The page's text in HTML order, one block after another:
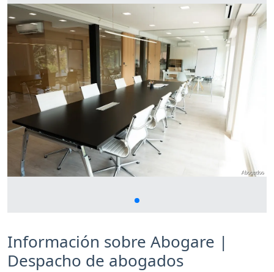
Información sobre Abogare |
Despacho de abogados